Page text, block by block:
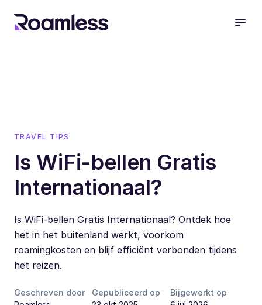
TRAVEL TIPS
Is WiFi-bellen Gratis
Internationaal?
Is WiFi-bellen Gratis Internationaal? Ontdek hoe
het in het buitenland werkt, voorkom
roamingkosten en blijf efficiënt verbonden tijdens
het reizen.
Geschreven door
Gepubliceerd op
Bijgewerkt op